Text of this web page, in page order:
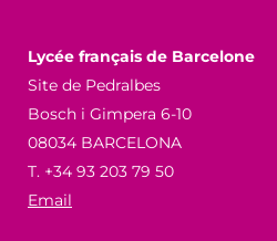
Lycée français de Barcelone
Site de Pedralbes
Bosch i Gimpera 6-10
08034 BARCELONA
T. +34 93 203 79 50
Email